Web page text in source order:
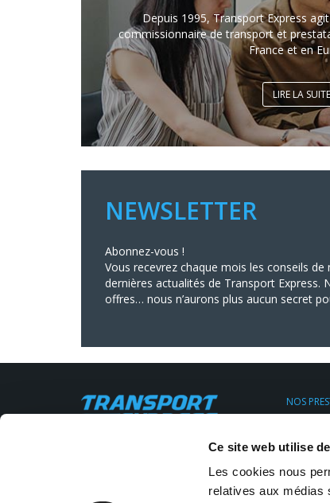
Ce site web utilise
Les cookies nous
relatives aux médias
Depuis 1995, Transport Express
commissionnaire de transport et
France et en
LIRE LA SUITE
NEWSLETTER
Abonnez-vous !
Vous recevrez chaque mois les conseils de
dernières actualités de Transport Express.
offres… nous n’aurons plus aucun secret
Siège social : 11, rue Clapeyron,
info@transportexpress.fr
NOS
Stockage